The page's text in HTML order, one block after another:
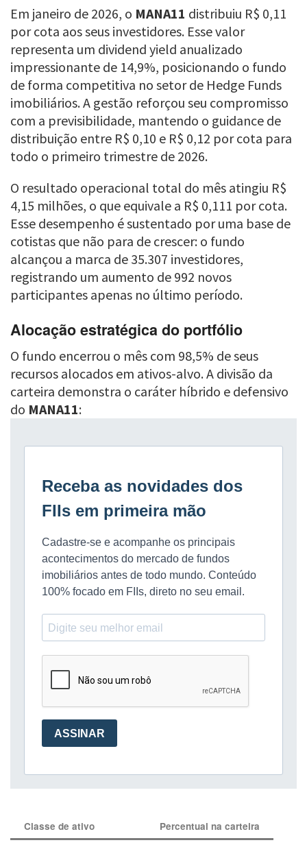
Em janeiro de 2026, o MANA11 distribuiu R$ 0,11
por cota aos seus investidores. Esse valor
representa um dividend yield anualizado
impressionante de 14,9%, posicionando o fundo
de forma competitiva no setor de Hedge Funds
imobiliários. A gestão reforçou seu compromisso
com a previsibilidade, mantendo o guidance de
distribuição entre R$ 0,10 e R$ 0,12 por cota para
todo o primeiro trimestre de 2026.
O resultado operacional total do mês atingiu R$
4,15 milhões, o que equivale a R$ 0,111 por cota.
Esse desempenho é sustentado por uma base de
cotistas que não para de crescer: o fundo
alcançou a marca de 35.307 investidores,
registrando um aumento de 992 novos
participantes apenas no último período.
Alocação estratégica do portfólio
O fundo encerrou o mês com 98,5% de seus
recursos alocados em ativos-alvo. A divisão da
carteira demonstra o caráter híbrido e defensivo
do MANA11:
Classe de ativo Percentual na carteira